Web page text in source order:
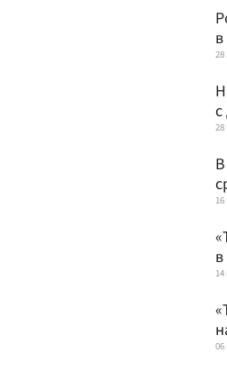
28
28
06